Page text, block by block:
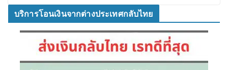
บริการโอนเงินจากต่างประเทศกลับไทย